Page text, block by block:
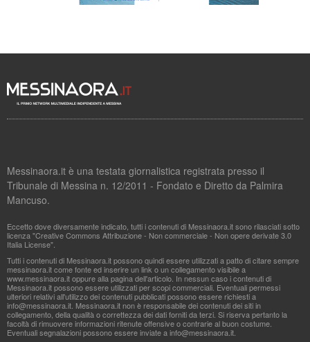
Messinaora.it è una testata giornalistica registrata presso il
Tribunale di Messina n. 12/2011 - Fondato e Diretto da Palmira
Mancuso.
Eccetto dove diversamente indicato, tutti i contenuti di Messinaora.it sono rilasciati sotto
licenza "Creative Commons Attribuzione - Non commerciale - Non opere derivate 3.0
Italia License".
Tutti i contenuti di Messinaora.it possono quindi essere utilizzati a patto di citare sempre
messinaora.it come fonte ed inserire un link o un collegamento visibile a
www.messinaora.it oppure alla pagina dell'articolo. In nessun caso i contenuti di
Messinaora.it possono essere utilizzati per scopi commerciali. Eventuali permessi
ulteriori relativi all'utilizzo dei contenuti pubblicati possono essere richiesti a
info@messinaora.it . Messinaora.it non è responsabile dei contenuti dei siti in
collegamento, della qualità o correttezza dei dati forniti da terzi. Si riserva pertanto la
facoltà di rimuovere informazioni ritenute offensive o contrarie al buon costume.
Eventuali segnalazioni possono essere inviate ainfo@messinaora.it